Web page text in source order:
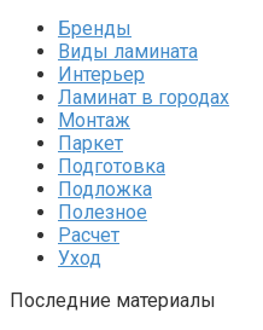
Бренды
Виды ламината
Интерьер
Ламинат в городах
Монтаж
Паркет
Подготовка
Подложка
Полезное
Расчет
Уход
Последние материалы